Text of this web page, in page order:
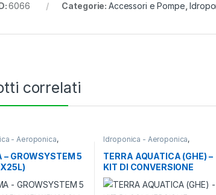
6066 Categorie: Accessori e Pompe ,
correlati
- Aeroponica,
Idroponici
– GROWSYSTEM 5
Idroponica - Aeroponica,
Sistemi Idroponici
TERRA AQUATICA (GHE) –
KIT DI CONVERSIONE
AEROFARM 3″ Ø7,5 CM